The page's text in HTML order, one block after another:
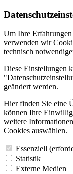
Um Ihre
verwenden wir
technisch
Diese Einstellungen
geändert werden.
Hier finden Sie eine
können Ihre
weitere
Cookies auswählen.
Essenziell
Statistik
Externe Medien